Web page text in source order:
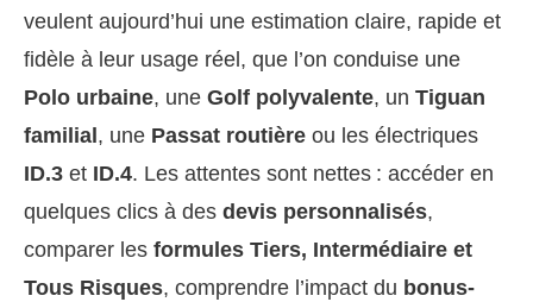
veulent aujourd’hui une estimation claire, rapide et
fidèle à leur usage réel, que l’on conduise une
Polo urbaine, une Golf polyvalente, un Tiguan
familial , une Passat routière ou les électriques
ID.3 et ID.4. Les attentes sont nettes : accéder en
quelques clics à des devis personnalisés,
comparer les formules Tiers, Intermédiaire et
Tous Risques, comprendre l’impact du bonus-